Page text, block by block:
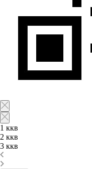
1 ккв
2 ккв
3 ккв